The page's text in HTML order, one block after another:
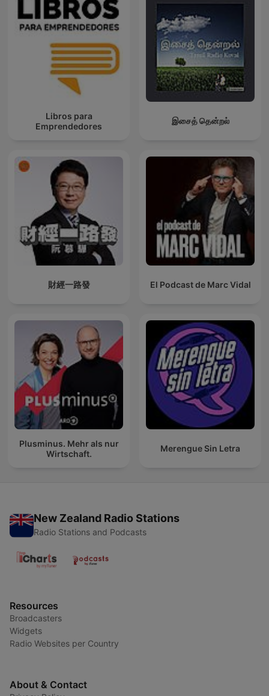
Libros para
Emprendedores
இசைத் தென்றல்
財經一路發 El Podcast de Marc Vidal
Plusminus. Mehr als nur
Wirtschaft.
Merengue Sin Letra
New Zealand Radio Stations
Radio Stations and Podcasts
Resources
Broadcasters
Widgets
Radio Websites per Country
About & Contact